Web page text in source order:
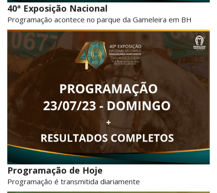
40ª Exposição Nacional
Programação acontece no parque da Gameleira em BH
Programação de Hoje
Programação é transmitida diariamente